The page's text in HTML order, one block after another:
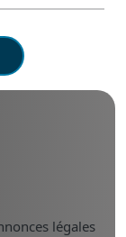
légales